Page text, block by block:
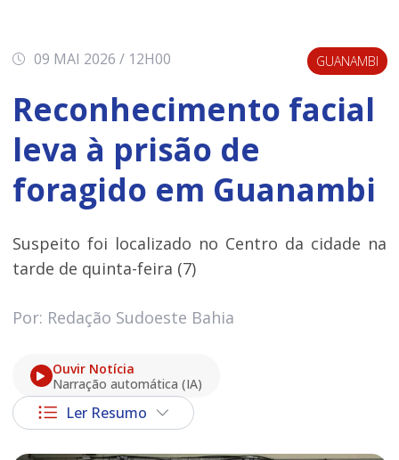
09 MAI 2026 / 12H00 GUANAMBI
Reconhecimento facial
leva à prisão de
foragido em Guanambi
Suspeito foi localizado no Centro da cidade na
tarde de quinta-feira (7)
Por: Redação Sudoeste Bahia
Ouvir Notícia
Narração automática (IA)
Ler Resumo